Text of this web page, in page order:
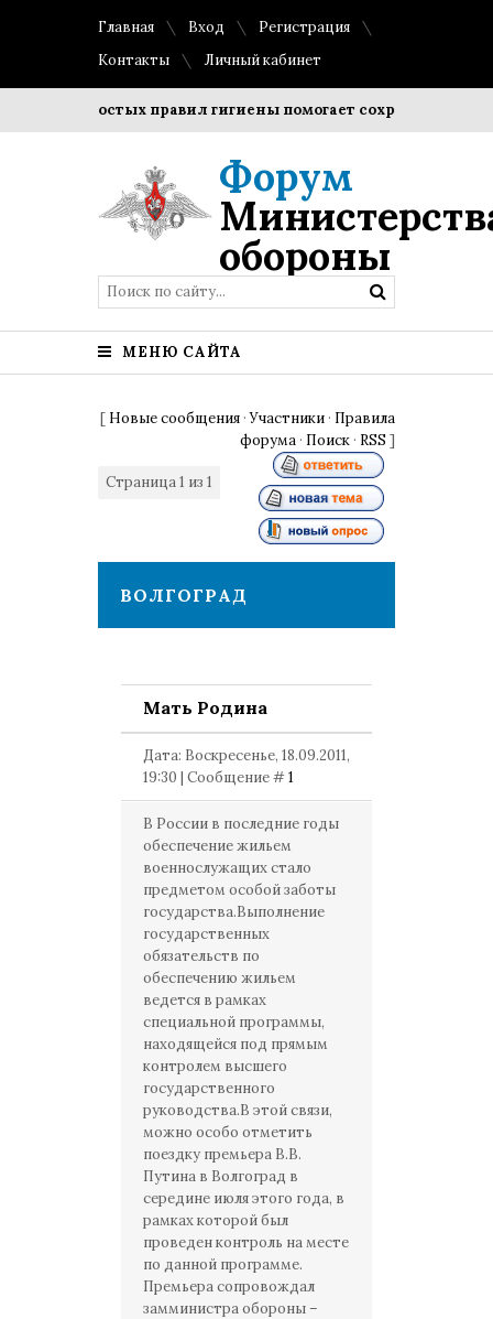
Главная Вход
Регистрация
Контакты
Личный кабинет
простых правил гигиены помогает сохранить
Форум
обороны
МЕНЮ САЙТА
[ Новые сообщения ·Участники · Правила
форума · Поиск · RSS ]
Страница1 из 1
ВОЛГОГРАД
Мать Родина
Дата: Воскресенье, 18.09.2011,
19:30 | Сообщение #1
В России в последние годы
обеспечение жильем
военнослужащих стало
предметом особой заботы
государства.Выполнение
государственных
обязательств по
обеспечению жильем
ведется в рамках
специальной программы,
находящейся под прямым
контролем высшего
государственного
руководства.В этой связи,
можно особо отметить
поездку премьера В.В.
Путина в Волгоград в
середине июля этого года, в
рамках которой был
проведен контроль на месте
по данной программе.
Премьера сопровождал
замминистра обороны –